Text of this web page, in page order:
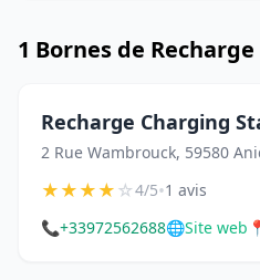
1 Bornes de
Recharge Charging
2 Rue Wambrouck, 59580
★★★★☆4/5•1 avis
📞+33972562688🌐Site web